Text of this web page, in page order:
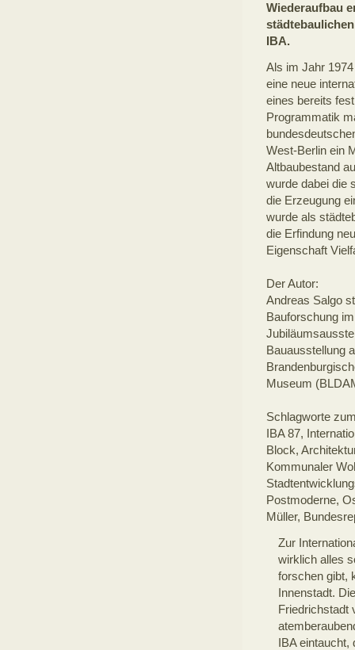
Wiederaufbau
IBA.
Als im Jahr
eine neue
eines bereits
Programmatik
West-Berlin ein
Altbaubestand
wurde dabei die
die Erzeugung
wurde als
die Erfindung
Eigenschaft
Der Autor:
Andreas Salgo
Bauforschung
Bauausstellung
Museum
Schlagworte
IBA 87,
Block,
Kommunaler
Postmoderne,
Müller,
Zur
wirklich alles
forschen gibt,
Innenstadt.
Friedrichstadt
IBA